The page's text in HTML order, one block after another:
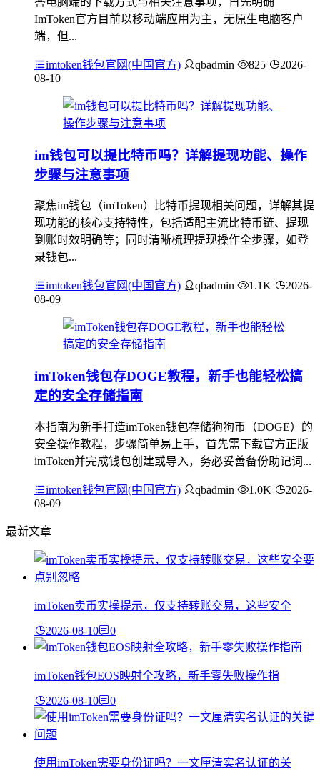
ImToken官方目前以移动端应用为主，无原生电脑客户
端，但...
imtoken钱包官网(中国官方) qbadmin 825
2026-
08-10
im钱包可以提比特币吗？详解提现功能、操作
步骤与注意事项
聚焦im钱包（imToken）比特币提现相关问题，详解其提
现功能的核心支持特性，包括适配主流比特币链、提现
到账时效明确等；同时清晰梳理提现操作全步骤，如登
录钱包...
imtoken钱包官网(中国官方) qbadmin 1.1K
2026-
08-09
imToken钱包存DOGE教程，新手也能轻松搞
定的安全存储指南
本指南为新手打造imToken钱包存储狗狗币（DOGE）的
安全操作教程，步骤简单易上手，首先需下载官方正版
imToken并完成钱包创建或导入，务必妥善备份助记词...
imtoken钱包官网(中国官方) qbadmin 1.0K
2026-
08-09
最新文章
imToken卖币实操提示，仅支持转账交易，这些安全
2026-08-10 0
imToken钱包EOS映射全攻略，新手零失败操作指
2026-08-10 0
使用imToken需要身份证吗？一文厘清实名认证的关